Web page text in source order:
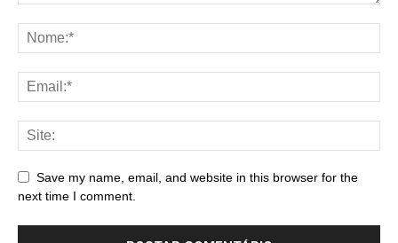
Save my name, email, and website in this browser for the
next time I comment.